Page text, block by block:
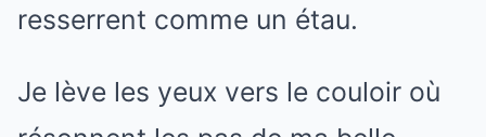
resserrent comme un étau.
Je lève les yeux vers le couloir où